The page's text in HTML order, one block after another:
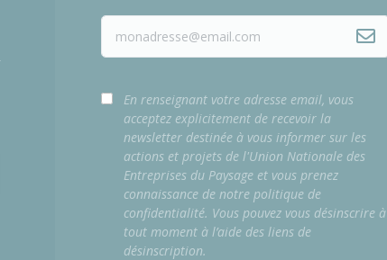
En renseignant votre adresse email, vous
acceptez explicitement de recevoir la
newsletter destinée à vous informer sur les
actions et projets de l'Union Nationale des
Entreprises du Paysage et vous prenez
connaissance de notre politique de
confidentialité. Vous pouvez vous désinscrire à
tout moment à l’aide des liens de
désinscription.